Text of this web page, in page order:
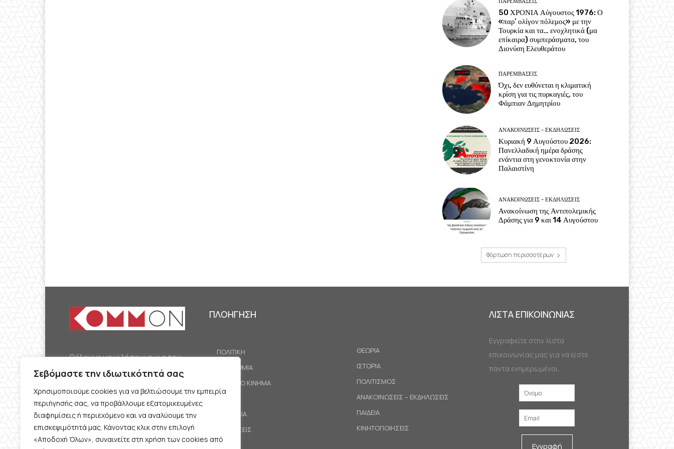
Σεβόμαστε την ιδιωτικότητά σας
Χρησιμοποιούμε cookies για να βελτιώσουμε την εμπειρία
περιήγησής σας, να προβάλλουμε εξατομικευμένες
διαφημίσεις ή περιεχόμενο και να αναλύουμε την
επισκεψιμότητά μας. Κάνοντας κλικ στην επιλογή
«Αποδοχή Όλων», συναινείτε στη χρήση των cookies από
50 ΧΡΟΝΙΑ Αύγουστος 1976: Ο
«παρ’ ολίγον πόλεμος» με την
Τουρκία και τα… ενοχλητικά (μα
επίκαιρα) συμπεράσματα, του
Διονύση Ελευθεράτου
ΠΑΡΕΜΒΑΣΕΙΣ
Όχι, δεν ευθύνεται η κλιματική
κρίση για τις πυρκαγιές, του
Φάμπιαν Δημητρίου
ΑΝΑΚΟΙΝΩΣΕΙΣ - ΕΚΔΗΛΩΣΕΙΣ
Κυριακή 9 Αυγούστου 2026:
Πανελλαδική ημέρα δράσης
ενάντια στη γενοκτονία στην
Παλαιστίνη
ΑΝΑΚΟΙΝΩΣΕΙΣ - ΕΚΔΗΛΩΣΕΙΣ
Ανακοίνωση της Αντιπολεμικής
Δράσης για 9 και 14 Αυγούστου
Φόρτωση περισσοτέρων
Θέλουμε να μιλήσουμε για τον
κομμουνισμό της εποχής μας,
την αναγκαία αλλά όχι
δεδομένη προοπτική.
Θέλουμε να μιλήσουμε
ταυτόχρονα για την
καθημερινή επιβίωση και τον
ΠΛΟΗΓΗΣΗ
ΠΟΛΙΤΙΚΗ
ΟΙΚΟΝΟΜΙΑ
ΕΡΓΑΤΙΚΟ ΚΙΝΗΜΑ
ΚΟΙΝΩΝΙΑ
ΠΡΟΤΑΣΕΙΣ
ΘΕΩΡΙΑ
ΙΣΤΟΡΙΑ
ΠΟΛΙΤΙΣΜΟΣ
ΑΝΑΚΟΙΝΩΣΕΙΣ – ΕΚΔΗΛΩΣΕΙΣ
ΠΑΙΔΕΙΑ
ΚΙΝΗΤΟΠΟΙΗΣΕΙΣ
ΛΙΣΤΑ ΕΠΙΚΟΙΝΩΝΙΑΣ
Εγγραφείτε στην λίστα
επικοινωνίας μας για να είστε
πάντα ενημερωμένοι.
Εγγραφή